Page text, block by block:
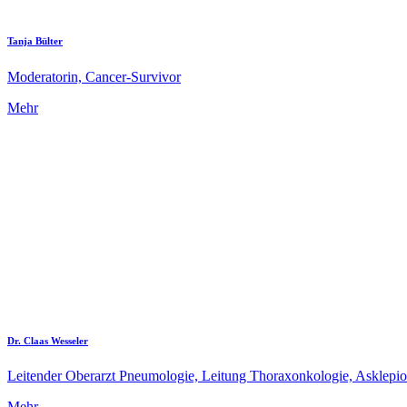
Tanja Bülter
Moderatorin, Cancer-Survivor
Mehr
Dr. Claas Wesseler
Leitender Oberarzt Pneumologie, Leitung Thoraxonkologie,